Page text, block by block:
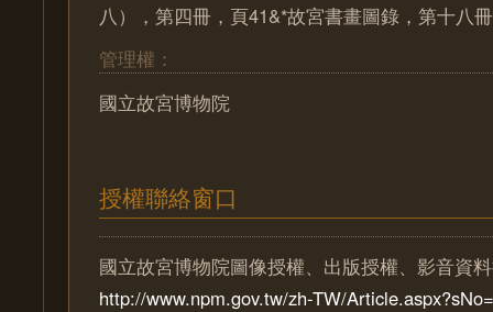
八），第四冊，頁41&*故宮書畫圖錄，第十八
管理權：
國立故宮博物院
授權聯絡窗口
國立故宮博物院圖像授權、出版授權、影音資
http://www.npm.gov.tw/zh-TW/